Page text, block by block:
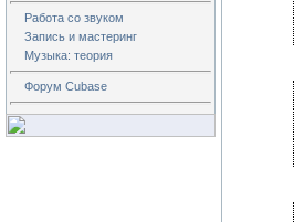
Работа со звуком
Запись и мастеринг
Музыка: теория
Форум Cubase